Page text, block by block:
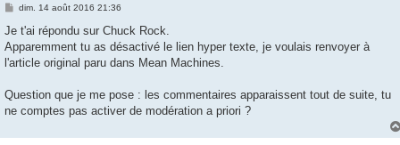
M
s
a
g
dim. 14 août 2016 21:36
Je t'ai répondu sur Chuck Rock.
Apparemment tu as désactivé le lien hyper texte, je voulais renvoyer à
l'article original paru dans Mean Machines.
Question que je me pose : les commentaires apparaissent tout de suite, tu
ne comptes pas activer de modération a priori ?